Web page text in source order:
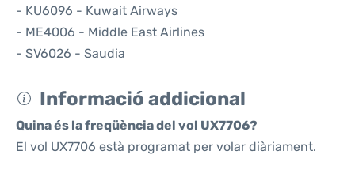
- KU6096 - Kuwait Airways
- ME4006 - Middle East Airlines
- SV6026 - Saudia
Informació addicional
Quina és la freqüència del vol UX7706?
El vol UX7706 està programat per volar diàriament.